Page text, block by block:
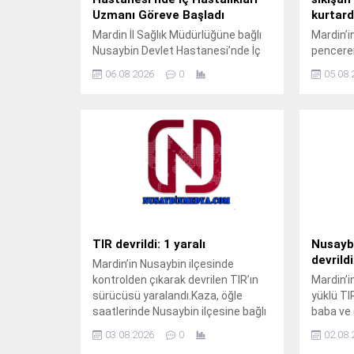
Uzmanı Göreve Başladı
Mardin İl Sağlık Müdürlüğüne bağlı
Nusaybin Devlet Hastanesi’nde İç
Hastalıkları Uzmanı Uzm. Dr. Ali
Yiğit hasta kabulüne başladı.
veya MHRS (Merkezi Hekim
Randevu Sistemi) üzerinden
randevu alarak muayene
olabilecek. Tap Simulator Codes
06.08.2026 0
arasına
gazeteci
M.T.
fark
TIR devrildi: 1 yaralı
Mardin’in Nusaybin ilçesinde
kontrolden çıkarak devrilen TIR’ın
sürücüsü yaralandı.Kaza, öğle
saatlerinde Nusaybin ilçesine bağlı
mevkisindeki uluslararası
03.08.2026 0
yüklü
baba ve
kırsal